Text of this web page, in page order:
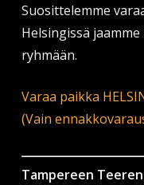
Suosittelemme
Helsingissä
ryhmään.
Varaa paikka
(Vain
Tampereen